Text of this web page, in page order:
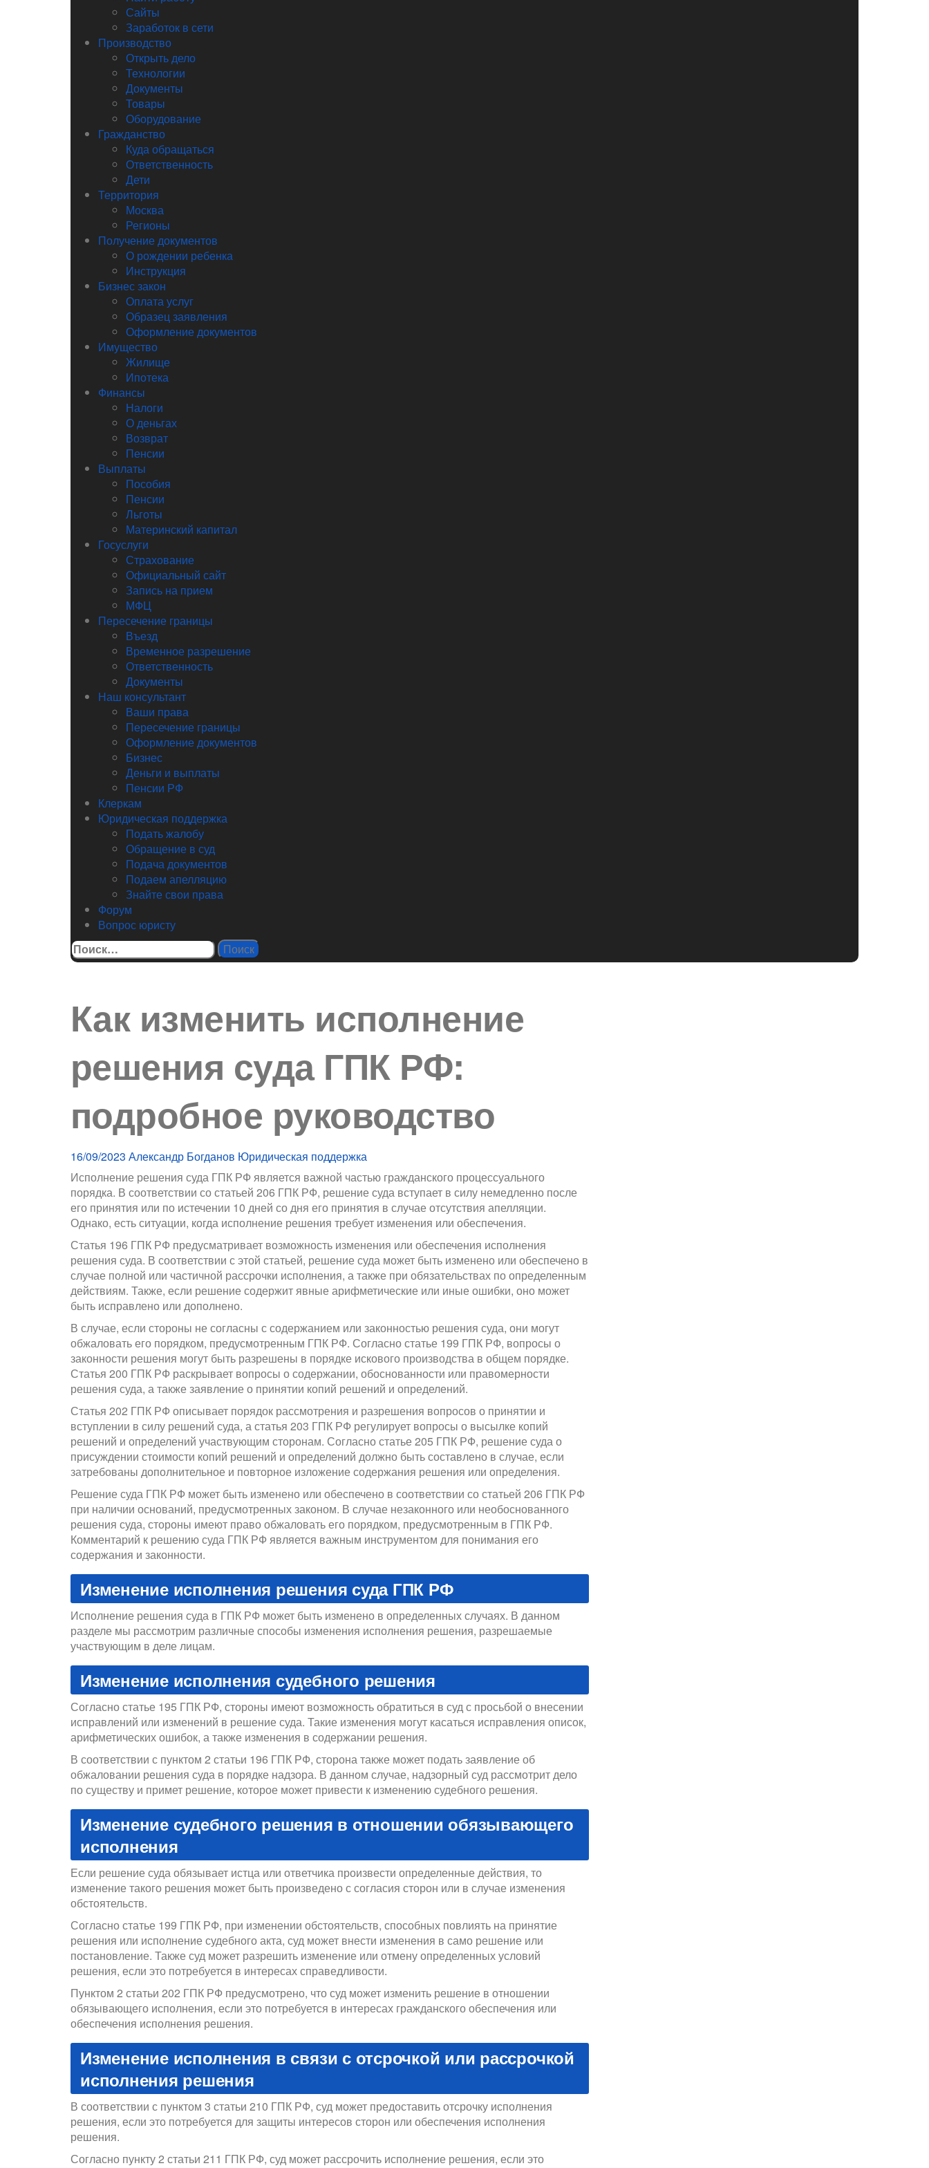
Сайты
Заработок в сети
Производство
Открыть дело
Технологии
Документы
Товары
Оборудование
Гражданство
Куда обращаться
Ответственность
Дети
Территория
Москва
Регионы
Получение документов
О рождении ребенка
Инструкция
Бизнес закон
Оплата услуг
Образец заявления
Оформление документов
Имущество
Жилище
Ипотека
Финансы
Налоги
О деньгах
Возврат
Пенсии
Выплаты
Пособия
Пенсии
Льготы
Материнский капитал
Госуслуги
Страхование
Официальный сайт
Запись на прием
МФЦ
Пересечение границы
Въезд
Временное разрешение
Ответственность
Документы
Наш консультант
Ваши права
Пересечение границы
Оформление документов
Бизнес
Деньги и выплаты
Пенсии РФ
Клеркам
Юридическая поддержка
Подать жалобу
Обращение в суд
Подача документов
Подаем апелляцию
Знайте свои права
Форум
Вопрос юристу
Найти:
Как изменить исполнение
решения суда ГПК РФ:
подробное руководство
16/09/2023 Александр Богданов Юридическая поддержка
Исполнение решения суда ГПК РФ является важной частью гражданского процессуального
порядка. В соответствии со статьей 206 ГПК РФ, решение суда вступает в силу немедленно после
его принятия или по истечении 10 дней со дня его принятия в случае отсутствия апелляции.
Однако, есть ситуации, когда исполнение решения требует изменения или обеспечения.
Статья 196 ГПК РФ предусматривает возможность изменения или обеспечения исполнения
решения суда. В соответствии с этой статьей, решение суда может быть изменено или обеспечено в
случае полной или частичной рассрочки исполнения, а также при обязательствах по определенным
действиям. Также, если решение содержит явные арифметические или иные ошибки, оно может
быть исправлено или дополнено.
В случае, если стороны не согласны с содержанием или законностью решения суда, они могут
обжаловать его порядком, предусмотренным ГПК РФ. Согласно статье 199 ГПК РФ, вопросы о
законности решения могут быть разрешены в порядке искового производства в общем порядке.
Статья 200 ГПК РФ раскрывает вопросы о содержании, обоснованности или правомерности
решения суда, а также заявление о принятии копий решений и определений.
Статья 202 ГПК РФ описывает порядок рассмотрения и разрешения вопросов о принятии и
вступлении в силу решений суда, а статья 203 ГПК РФ регулирует вопросы о высылке копий
решений и определений участвующим сторонам. Согласно статье 205 ГПК РФ, решение суда о
присуждении стоимости копий решений и определений должно быть составлено в случае, если
затребованы дополнительное и повторное изложение содержания решения или определения.
Решение суда ГПК РФ может быть изменено или обеспечено в соответствии со статьей 206 ГПК РФ
при наличии оснований, предусмотренных законом. В случае незаконного или необоснованного
решения суда, стороны имеют право обжаловать его порядком, предусмотренным в ГПК РФ.
Комментарий к решению суда ГПК РФ является важным инструментом для понимания его
содержания и законности.
Изменение исполнения решения суда ГПК РФ
Исполнение решения суда в ГПК РФ может быть изменено в определенных случаях. В данном
разделе мы рассмотрим различные способы изменения исполнения решения, разрешаемые
участвующим в деле лицам.
Изменение исполнения судебного решения
Согласно статье 195 ГПК РФ, стороны имеют возможность обратиться в суд с просьбой о внесении
исправлений или изменений в решение суда. Такие изменения могут касаться исправления описок,
арифметических ошибок, а также изменения в содержании решения.
В соответствии с пунктом 2 статьи 196 ГПК РФ, сторона также может подать заявление об
обжаловании решения суда в порядке надзора. В данном случае, надзорный суд рассмотрит дело
по существу и примет решение, которое может привести к изменению судебного решения.
Изменение судебного решения в отношении обязывающего
исполнения
Если решение суда обязывает истца или ответчика произвести определенные действия, то
изменение такого решения может быть произведено с согласия сторон или в случае изменения
обстоятельств.
Согласно статье 199 ГПК РФ, при изменении обстоятельств, способных повлиять на принятие
решения или исполнение судебного акта, суд может внести изменения в само решение или
постановление. Также суд может разрешить изменение или отмену определенных условий
решения, если это потребуется в интересах справедливости.
Пунктом 2 статьи 202 ГПК РФ предусмотрено, что суд может изменить решение в отношении
обязывающего исполнения, если это потребуется в интересах гражданского обеспечения или
обеспечения исполнения решения.
Изменение исполнения в связи с отсрочкой или рассрочкой
исполнения решения
В соответствии с пунктом 3 статьи 210 ГПК РФ, суд может предоставить отсрочку исполнения
решения, если это потребуется для защиты интересов сторон или обеспечения исполнения
решения.
Согласно пункту 2 статьи 211 ГПК РФ, суд может рассрочить исполнение решения, если это